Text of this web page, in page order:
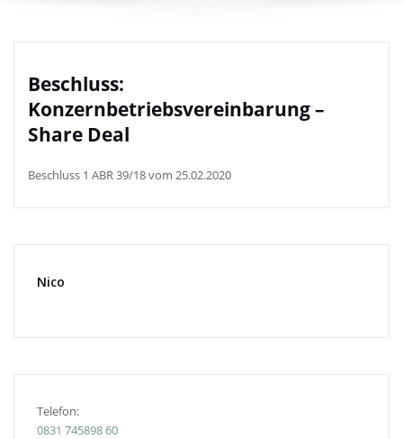
Beschluss:
Konzernbetriebsvereinbarung –
Share Deal
Beschluss 1 ABR 39/18 vom 25.02.2020
Nico
Telefon:
0831 745898 60